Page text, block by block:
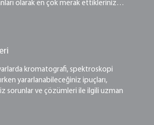
olarak en çok merak ettikleriniz…
kromatografi, spektroskopi
yararlanabileceğiniz ipuçları,
sorunlar ve çözümleri ile ilgili uzman